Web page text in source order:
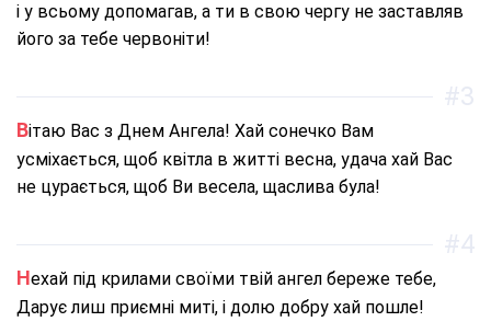
і у всьому допомагав, а ти в свою чергу не заставляв
його за тебе червоніти!
Вітаю Вас з Днем Ангела! Хай сонечко Вам
усміхається, щоб квітла в житті весна, удача хай Вас
не цурається, щоб Ви весела, щаслива була!
#3
Нехай під крилами своїми твій ангел береже тебе,
Дарує лиш приємні миті, і долю добру хай пошле!
#4